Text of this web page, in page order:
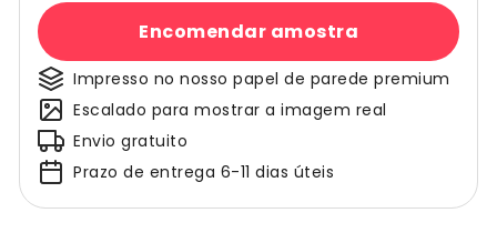
Encomendar amostra
Impresso no nosso papel de parede premium
Escalado para mostrar a imagem real
Envio gratuito
Prazo de entrega 6-11 dias úteis